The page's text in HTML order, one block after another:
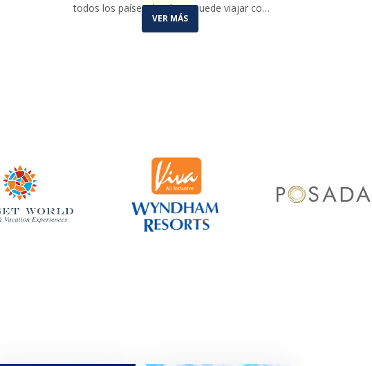
todos los países donde se puede viajar con
este documento.
VER MÁS